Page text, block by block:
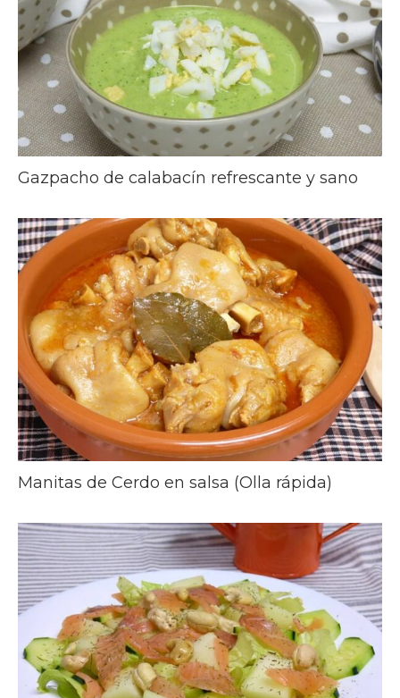
Gazpacho de calabacín refrescante y sano
Manitas de Cerdo en salsa (Olla rápida)